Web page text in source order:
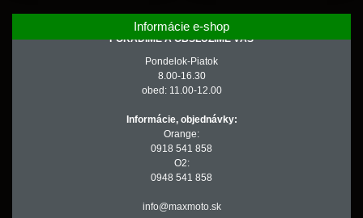
Informácie e-shop
PORADÍME A OBSLÚŽIME VÁS
Pondelok-Piatok
8.00-16.30
obed: 11.00-12.00
Informácie, objednávky:
Orange:
0918 541 858
O2:
0948 541 858
info@maxmoto.sk